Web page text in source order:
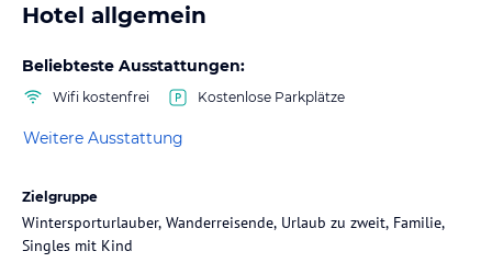
Hotel allgemein
Beliebteste Ausstattungen:
Wifi kostenfrei Kostenlose Parkplätze
Weitere Ausstattung
Zielgruppe
Wintersporturlauber, Wanderreisende, Urlaub zu zweit, Familie,
Singles mit Kind